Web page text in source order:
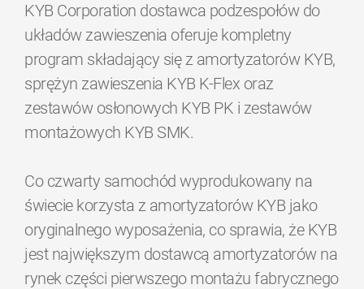
KYB Corporation dostawca podzespołów do
układów zawieszenia oferuje kompletny
program składający się z amortyzatorów KYB,
sprężyn zawieszenia KYB K-Flex oraz
zestawów osłonowych KYB PK i zestawów
montażowych KYB SMK.
Co czwarty samochód wyprodukowany na
świecie korzysta z amortyzatorów KYB jako
oryginalnego wyposażenia, co sprawia, że KYB
jest największym dostawcą amortyzatorów na
rynek części pierwszego montażu fabrycznego